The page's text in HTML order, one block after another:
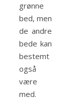
grønne
bed, men
de andre
bede kan
bestemt
også
være
med.